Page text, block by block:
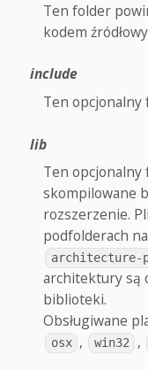
Ten folder
kodem
include
Ten opcjonalny
lib
Ten opcjonalny
skompilowane
rozszerzenie.
podfolderach
architecture-
architektury są
biblioteki.
Obsługiwane
osx , win32 ,